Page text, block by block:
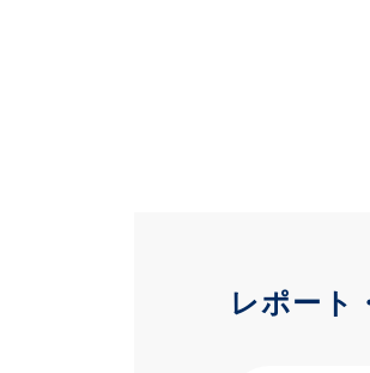
レポート